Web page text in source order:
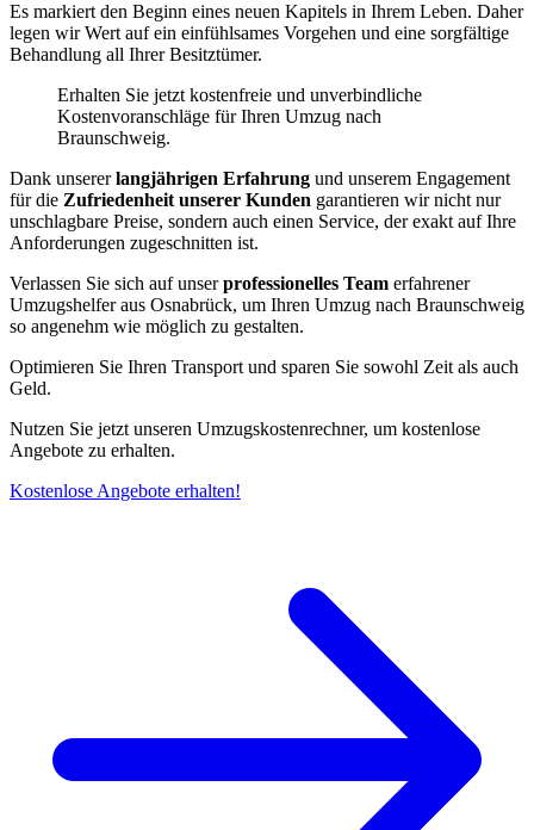
Es markiert den Beginn eines neuen Kapitels in Ihrem Leben. Daher
legen wir Wert auf ein einfühlsames Vorgehen und eine sorgfältige
Behandlung all Ihrer Besitztümer.
Erhalten Sie jetzt kostenfreie und unverbindliche
Kostenvoranschläge für Ihren Umzug nach
Braunschweig.
Dank unsererlangjährigen Erfahrung und unserem Engagement
für die Zufriedenheit unserer Kunden garantieren wir nicht nur
unschlagbare Preise, sondern auch einen Service, der exakt auf Ihre
Anforderungen zugeschnitten ist.
Verlassen Sie sich auf unserprofessionelles Team erfahrener
Umzugshelfer aus Osnabrück, um Ihren Umzug nach Braunschweig
so angenehm wie möglich zu gestalten.
Optimieren Sie Ihren Transport und sparen Sie sowohl Zeit als auch
Geld.
Nutzen Sie jetzt unseren Umzugskostenrechner, um kostenlose
Angebote zu erhalten.
Kostenlose Angebote erhalten!